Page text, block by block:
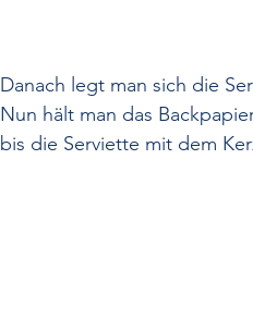
Danach legt man sich die
Nun hält man das
bis die Serviette mit dem